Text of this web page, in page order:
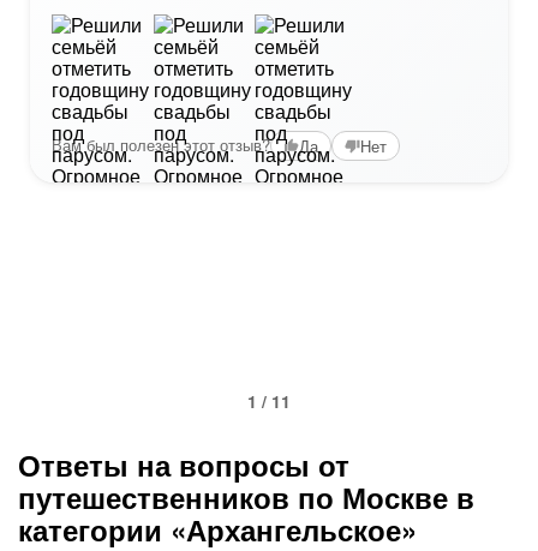
Вам был полезен этот отзыв? Да Нет
1 / 11
Ответы на вопросы от
путешественников по Москве в
категории «Архангельское»